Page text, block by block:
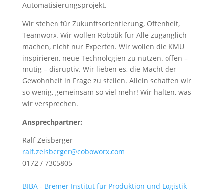
Automatisierungsprojekt.
Wir stehen für Zukunftsorientierung, Offenheit,
Teamworx. Wir wollen Robotik für Alle zugänglich
machen, nicht nur Experten. Wir wollen die KMU
inspirieren, neue Technologien zu nutzen. offen –
mutig – disruptiv. Wir lieben es, die Macht der
Gewohnheit in Frage zu stellen. Allein schaffen wir
so wenig, gemeinsam so viel mehr! Wir halten, was
wir versprechen.
Ansprechpartner:
Ralf Zeisberger
ralf.zeisberger@coboworx.com
0172 / 7305805
BIBA - Bremer Institut für Produktion und Logistik